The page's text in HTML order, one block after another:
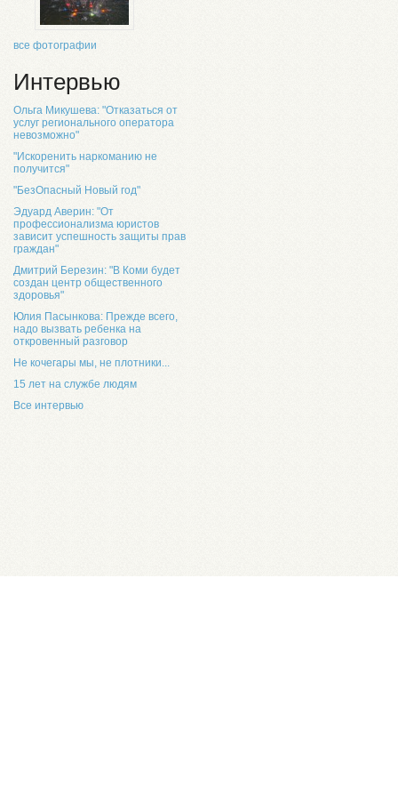
все фотографии
Интервью
Ольга Микушева: "Отказаться от
услуг регионального оператора
невозможно"
"Искоренить наркоманию не
получится"
"БезОпасный Новый год"
Эдуард Аверин: "От
профессионализма юристов
зависит успешность защиты прав
граждан"
Дмитрий Березин: "В Коми будет
создан центр общественного
здоровья"
Юлия Пасынкова: Прежде всего,
надо вызвать ребенка на
откровенный разговор
Не кочегары мы, не плотники...
15 лет на службе людям
Все интервью